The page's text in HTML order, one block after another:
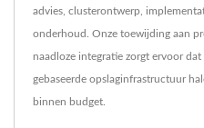
advies, clusterontwerp,
onderhoud. Onze toewijding aan
naadloze integratie zorgt ervoor
gebaseerde opslaginfrastructuur
binnen budget.